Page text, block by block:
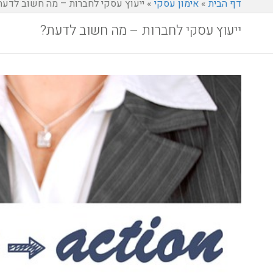
דף הבית» אימון עסקי » ייעוץ עסקי לחברות – מה חשוב
ייעוץ עסקי לחברות – מה חשוב לדעת?